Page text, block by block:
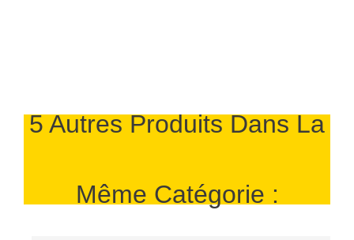
5 Autres Produits Dans La
Même Catégorie :